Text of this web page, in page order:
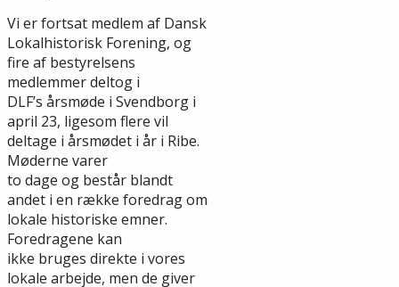
Vi er fortsat medlem af Dansk
Lokalhistorisk Forening, og
fire af bestyrelsens
medlemmer deltog i
DLF’s årsmøde i Svendborg i
april 23, ligesom flere vil
deltage i årsmødet i år i Ribe.
Møderne varer
to dage og består blandt
andet i en række foredrag om
lokale historiske emner.
Foredragene kan
ikke bruges direkte i vores
lokale arbejde, men de giver